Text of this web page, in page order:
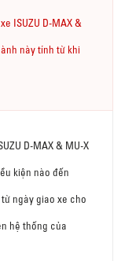
ISUZU D-MAX &
này tính từ khi
D-MAX & MU-X
kiện nào đến
ngày giao xe cho
hệ thống của